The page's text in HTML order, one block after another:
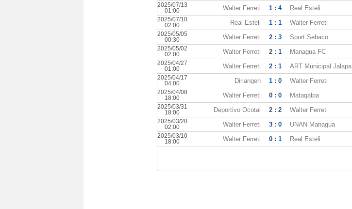
2025/07/13
01:00
Walter Ferreti 1 : 4 Real Esteli
2025/07/10
02:00
Real Esteli 1 : 1 Walter Ferreti
2025/05/05
00:30
Walter Ferreti 2 : 3 Sport Sebaco
2025/05/02
02:00
Walter Ferreti 2 : 1 Managua FC
2025/04/27
01:00
Walter Ferreti 2 : 1 ART Municipal Jalapa
2025/04/17
04:00
Diriangen 1 : 0 Walter Ferreti
2025/04/08
18:00
Walter Ferreti 0 : 0 Matagalpa
2025/03/31
18:00
Deportivo Ocotal 2 : 2 Walter Ferreti
2025/03/20
02:00
Walter Ferreti 3 : 0 UNAN Managua
2025/03/10
18:00
Walter Ferreti 0 : 1 Real Esteli